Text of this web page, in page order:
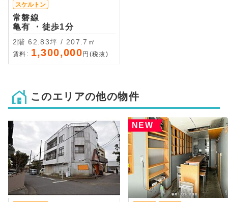
スケルトン
常磐線
亀有 ・徒歩1分
2階 62.83坪 / 207.7㎡
賃料: 1,300,000 円(税抜)
このエリアの他の物件
NEW